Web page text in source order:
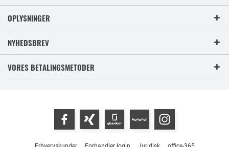
OPLYSNINGER
NYHEDSBREV
VORES BETALINGSMETODER